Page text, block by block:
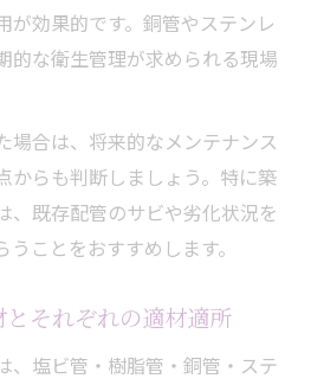
が効果的です。銅管やステンレ
的な衛生管理が求められる現場
場合は、将来的なメンテナンス
からも判断しましょう。特に築
、既存配管のサビや劣化状況を
ことをおすすめします。
それぞれの適材適所
、塩ビ管・樹脂管・銅管・ステ